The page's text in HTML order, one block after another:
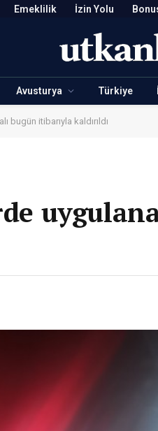
Emeklilik İzin Yolu
Avusturya Türkiye
bugün itibarıyla kaldırıldı